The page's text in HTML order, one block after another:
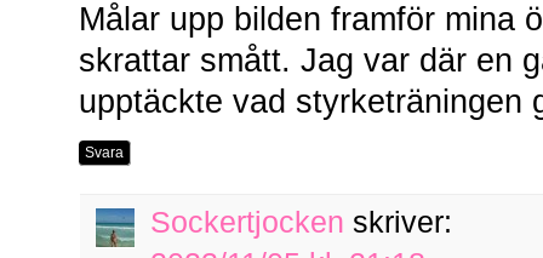
Målar upp bilden framför mina
skrattar smått. Jag var där en
upptäckte vad styrketräningen
Svara
Sockertjocken skriver: